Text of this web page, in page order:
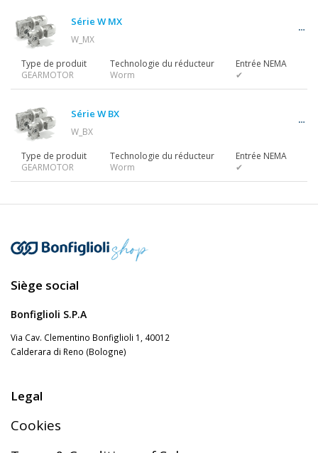
Série W MX
W_MX
Type de produit
GEARMOTOR
Technologie du réducteur
Worm
Entrée NEMA
✔
Série W BX
W_BX
Type de produit
GEARMOTOR
Technologie du réducteur
Worm
Entrée NEMA
✔
Siège social
Bonfiglioli S.P.A
Via Cav. Clementino Bonfiglioli 1, 40012
Calderara di Reno (Bologne)
Legal
Cookies